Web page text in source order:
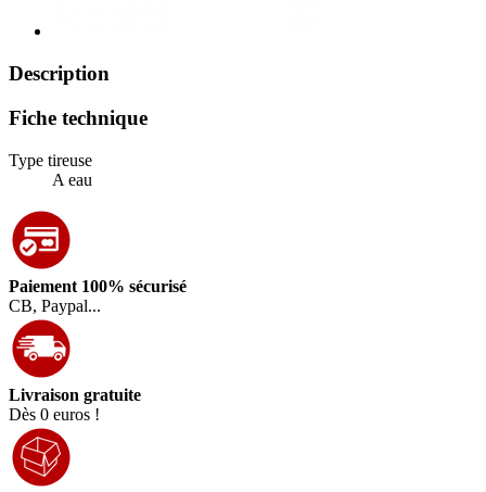
Description
Fiche technique
Type tireuse
A eau
Paiement 100% sécurisé
CB, Paypal...
Livraison gratuite
Dès 0 euros !